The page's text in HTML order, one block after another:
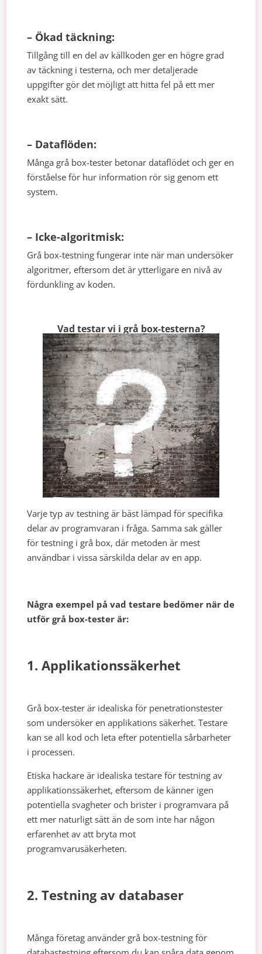
– Ökad täckning:
Tillgång till en del av källkoden ger en högre grad
av täckning i testerna, och mer detaljerade
uppgifter gör det möjligt att hitta fel på ett mer
exakt sätt.
– Dataflöden:
Många grå box-tester betonar dataflödet och ger en
förståelse för hur information rör sig genom ett
system.
– Icke-algoritmisk:
Grå box-testning fungerar inte när man undersöker
algoritmer, eftersom det är ytterligare en nivå av
fördunkling av koden.
Vad testar vi i grå box-testerna?
Varje typ av testning är bäst lämpad för specifika
delar av programvaran i fråga. Samma sak gäller
för testning i grå box, där metoden är mest
användbar i vissa särskilda delar av en app.
Några exempel på vad testare bedömer när de
utför grå box-tester är:
1. Applikationssäkerhet
Grå box-tester är idealiska för penetrationstester
som undersöker en applikations säkerhet. Testare
kan se all kod och leta efter potentiella sårbarheter
i processen.
Etiska hackare är idealiska testare för testning av
applikationssäkerhet, eftersom de känner igen
potentiella svagheter och brister i programvara på
ett mer naturligt sätt än de som inte har någon
erfarenhet av att bryta mot
programvarusäkerheten.
2. Testning av databaser
Många företag använder grå box-testning för